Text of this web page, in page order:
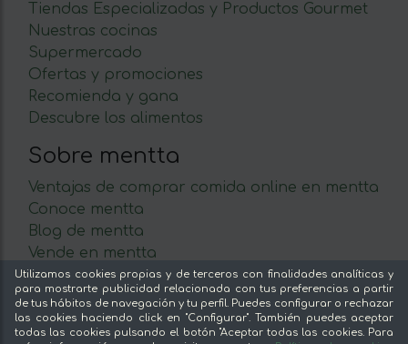
Tiendas Especializadas y Productos Gourmet
Nuestras cocinas
Supermercado
Ofertas y promociones
Recomienda y gana
Descubre los alimentos
Sobre mentta
Ventajas de comprar comida online en mentta
Conoce mentta
Blog de mentta
Vende en mentta
Fidelización
Preguntas frecuentes
Legal
Utilizamos cookies propias y de terceros con finalidades analíticas y
para mostrarte publicidad relacionada con tus preferencias a partir
de tus hábitos de navegación y tu perfil. Puedes configurar o rechazar
las cookies haciendo click en "Configurar". También puedes aceptar
todas las cookies pulsando el botón "Aceptar todas las cookies. Para